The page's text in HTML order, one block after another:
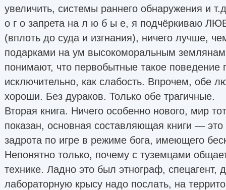
увеличить, системы раннего обнаружения и
о г о запрета на л ю б ы е, я подчёркиваю
(вплоть до суда и изгнания), ничего лучше,
подарками на ум высокоморальным
понимают, что первобытные такое поведение
исключительно, как слабость. Впрочем, обе
хороши. Без дураков. Только обе трагичные.
Вторая книга. Ничего особенно нового, мир
показан, основная составляющая книги —
задрота по игре в режиме бога, имеющего
Непонятно только, почему с туземцами
технике. Ладно это был этнограф, спецагент,
лабораторную крысу надо послать, на